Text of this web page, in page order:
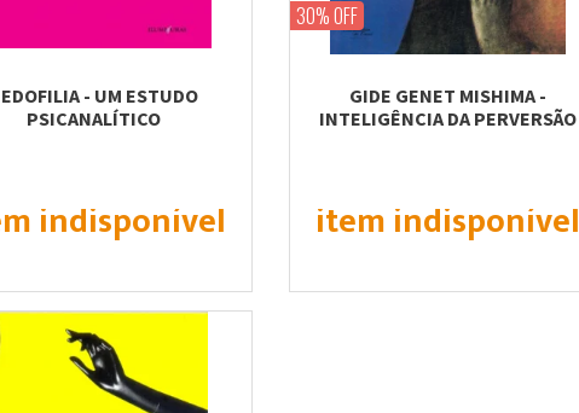
- UM ESTUDO
PSICANALÍTICO
indisponível
30% OFF
GIDE GENET MISHIMA -
INTELIGÊNCIA DA PERVERSÃO
item indisponível